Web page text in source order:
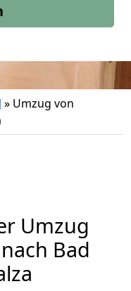
» Umzug von
Umzug
Bad